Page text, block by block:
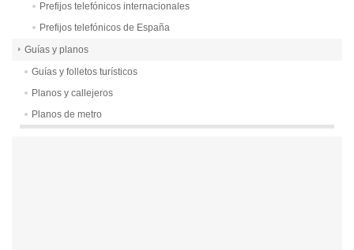
Prefijos telefónicos internacionales
Prefijos telefónicos de España
Guías y planos
Guías y folletos turísticos
Planos y callejeros
Planos de metro